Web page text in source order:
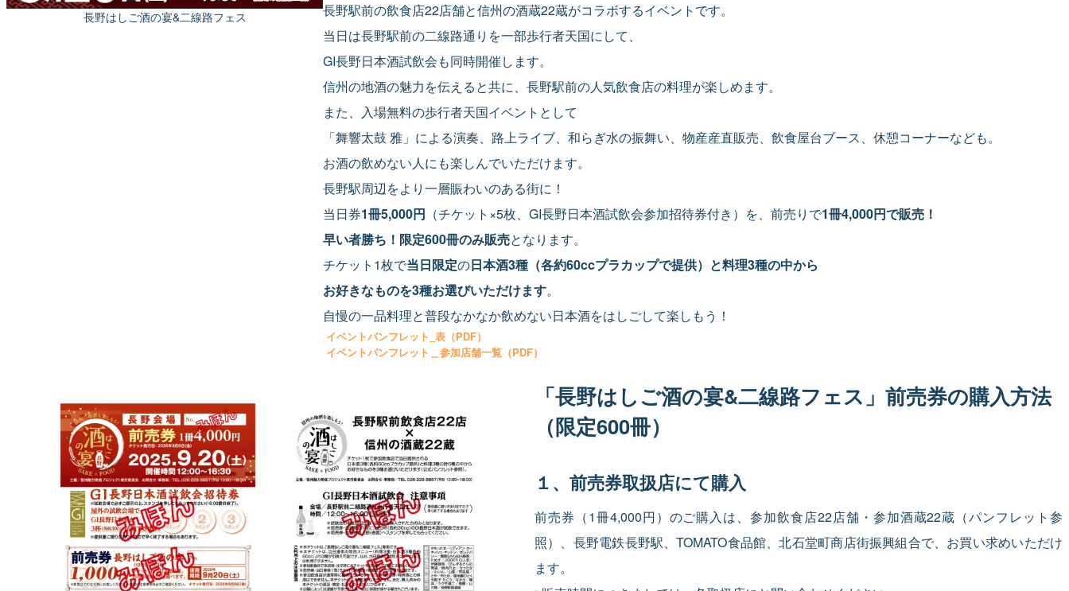
長野はしご酒の宴&二線路フェス
長野駅前の飲食店22店舗と信州の酒蔵22蔵がコラボするイベントです。
当日は長野駅前の二線路通りを一部歩行者天国にして、
GI長野日本酒試飲会も同時開催します。
信州の地酒の魅力を伝えると共に、長野駅前の人気飲食店の料理が楽しめます。
また、入場無料の歩行者天国イベントとして
「舞響太鼓 雅」による演奏、路上ライブ、和らぎ水の振舞い、物産産直販売、飲食屋台ブース、休憩コーナーなども。
お酒の飲めない人にも楽しんでいただけます。
長野駅周辺をより一層賑わいのある街に！
当日券1冊5,000円 （チケット×5枚、GI長野日本酒試飲会参加招待券付き）を、前売りで1冊4,000円で販売！
早い者勝ち！限定600冊のみ販売となります。
チケット1枚で当日限定の日本酒3種（各約60ccプラカップで提供） と料理3種の中から
お好きなものを3種お選びいただけます。
自慢の一品料理と普段なかなか飲めない日本酒をはしごして楽しもう！
イベントパンフレット_表（PDF）
イベントパンフレット＿参加店舗一覧（PDF）
「長野はしご酒の宴&二線路フェス」前売券の購入方法
（限定600冊）
１、前売券取扱店にて購入
前売券（1冊4,000円）のご購入は、参加飲食店22店舗・参加酒蔵22蔵（パンフレット参
照）、長野電鉄長野駅、TOMATO食品館、北石堂町商店街振興組合で、お買い求めいただけ
ます。